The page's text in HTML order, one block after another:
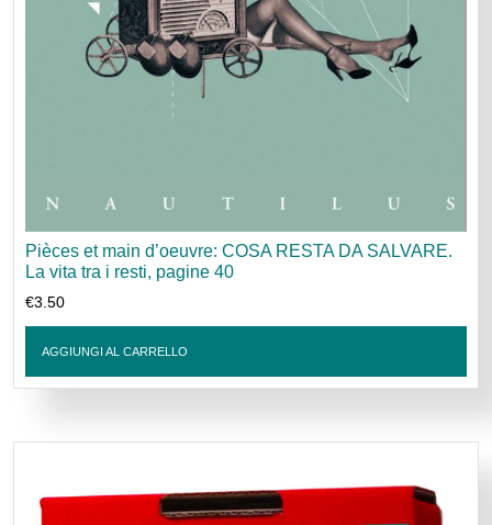
Pièces et main d’oeuvre: COSA RESTA DA SALVARE.
La vita tra i resti, pagine 40
€3.50
AGGIUNGI AL CARRELLO